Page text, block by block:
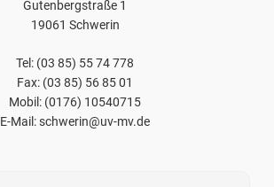
Gutenbergstraße 1
19061 Schwerin
Tel: (03 85) 55 74 778
Fax: (03 85) 56 85 01
Mobil: (0176) 10540715
E-Mail: schwerin@uv-mv.de